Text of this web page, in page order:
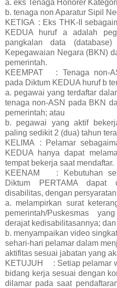
a. eks Tenaga Honorer
b. tenaga non Aparatur Sipil
KETIGA : Eks THK-II
KEDUA huruf a adalah
pangkalan data
Kepegawaian Negara (BKN)
pemerintah.
KEEMPAT
: Tenaga non-
pada Diktum KEDUA huruf b
a. pegawai yang terdaftar
tenaga non-ASN pada BKN
pemerintah; atau
b.
pegawai yang aktif
paling sedikit 2 (dua) tahun
KELIMA
: Pelamar
KEDUA hanya dapat
tempat bekerja saat mendaftar.
KEENAM
: Kebutuhan
Diktum PERTAMA dapat
disabilitas, dengan
a. melampirkan surat
pemerintah/Puskesmas
derajat kedisabilitasannya; dan
b. menyampaikan video
sehari-hari pelamar dalam
aktifitas sesuai jabatan yang
KETUJUH
: Setiap pelamar
bidang kerja sesuai dengan
dilamar pada saat